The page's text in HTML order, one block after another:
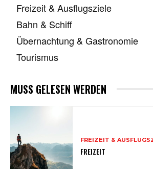
Freizeit & Ausflugsziele
Bahn & Schiff
Übernachtung & Gastronomie
Tourismus
MUSS GELESEN WERDEN
FREIZEIT &
FREIZEIT